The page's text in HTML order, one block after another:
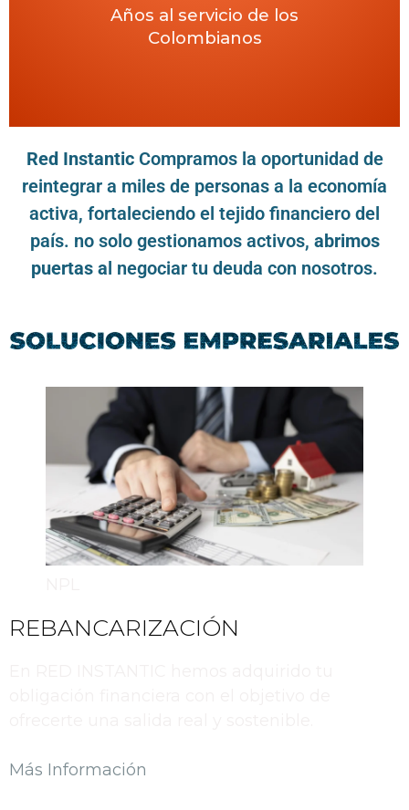
Años al servicio de los
Colombianos
Red InstanticCompramos la oportunidad de
reintegrar a miles de personas a la economía
activa, fortaleciendo el tejido financiero del
país. no solo gestionamos activos, abrimos
puertas al negociar tu deuda con nosotros.
REBANCARIZACIÓN
Más Información